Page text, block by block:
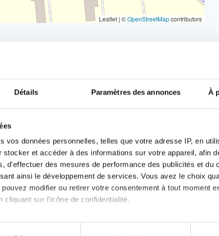
Détails Paramètres des annonces À
vos données personnelles, telles que votre adresse IP, en
et accéder à des informations sur votre appareil, afin
d'effectuer des mesures de performance des publicités et du
ainsi le développement de services. Vous avez le choix
modifier ou retirer votre consentement à tout moment
cliquant sur l'icône de confidentialité.
:
Leaflet | ©OpenStreetMapcontributors
la Ligue contre le